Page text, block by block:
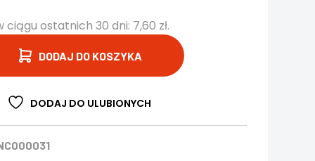
ciągu ostatnich 30 dni: 7,60 zł.
DODAJ DO KOSZYKA
DODAJ DO ULUBIONYCH